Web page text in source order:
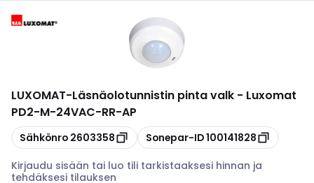
LUXOMAT-Läsnäolotunnistin pinta valk - Luxomat
PD2-M-24VAC-RR-AP
Kopioi
Sähkönro 2603358 Kopioi
Sonepar-ID100141828
Kirjaudu sisään tai luo tili tarkistaaksesi hinnan ja
tehdäksesi tilauksen